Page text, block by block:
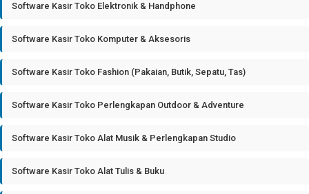
Software Kasir Toko Elektronik & Handphone
Software Kasir Toko Komputer & Aksesoris
Software Kasir Toko Fashion (Pakaian, Butik, Sepatu, Tas)
Software Kasir Toko Perlengkapan Outdoor & Adventure
Software Kasir Toko Alat Musik & Perlengkapan Studio
Software Kasir Toko Alat Tulis & Buku